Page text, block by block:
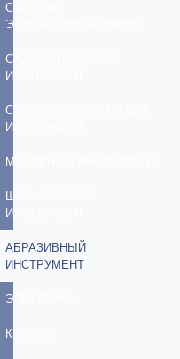
САДОВЫЙ
ЭЛЕКТРОИНСТРУМЕНТ
САДОВЫЙ РУЧНОЙ
ИНСТРУМЕНТ
СТОЛЯРНО-СЛЕСАРНЫЙ
ИНСТРУМЕНТ
МАЛЯРНЫЙ ИНСТРУМЕНТ
ШТУКАТУРНЫЙ
ИНСТРУМЕНТ
АБРАЗИВНЫЙ
ИНСТРУМЕНТ
ЭЛЕКТРИКА
КРЕПЕЖ